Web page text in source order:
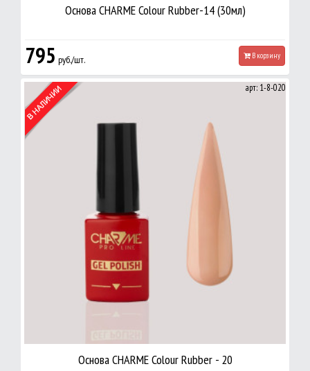
Основа CHARME Colour Rubber-14 (30мл)
795 руб./шт. В корзину
арт: 1-8-020
Основа CHARME Colour Rubber - 20